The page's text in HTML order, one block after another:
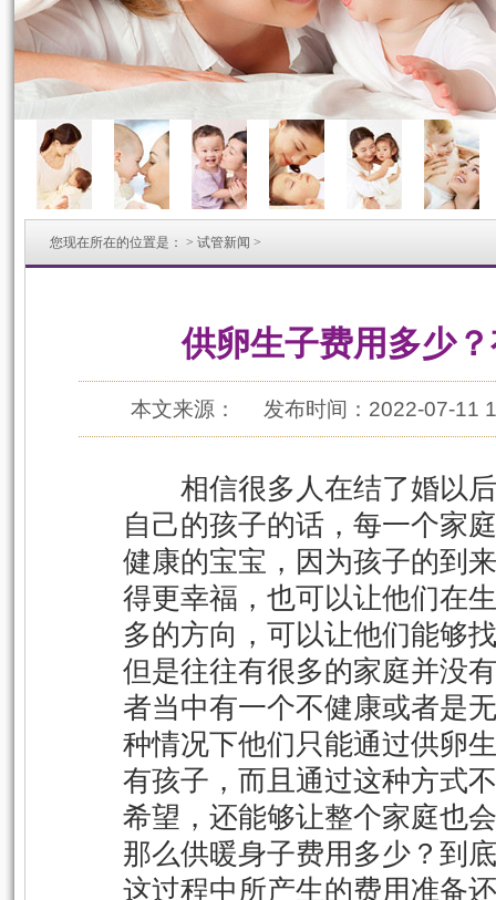
您现在所在的位置是： > 试管新闻 >
供卵生子费用多少
本文来源： 发布时间：2022-07-11
相信很多人在结了婚以后
自己的孩子的话，每一个家
健康的宝宝，因为孩子的到
得更幸福，也可以让他们在
多的方向，可以让他们能够
但是往往有很多的家庭并没
者当中有一个不健康或者是
种情况下他们只能通过供卵
有孩子，而且通过这种方式
希望，还能够让整个家庭也
那么供暖身子费用多少？到
这过程中所产生的费用准备